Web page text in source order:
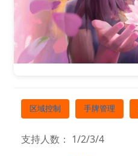
区域控制 手牌管理
支持人数： 1/2/3/4